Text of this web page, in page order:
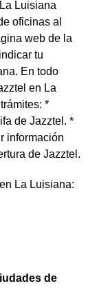
Luisiana
oficinas al
web de la
tu
En todo
en La
*
de Jazztel. *
información
de Jazztel.
La Luisiana:
de